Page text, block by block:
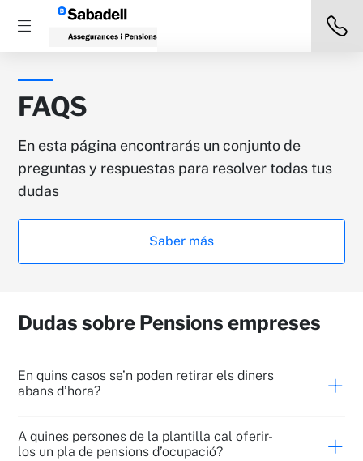
FAQS
En esta página encontrarás un conjunto de
preguntas y respuestas para resolver todas tus
dudas
Saber más
Dudas sobre Pensions empreses
En quins casos se’n poden retirar els diners
abans d’hora?
A quines persones de la plantilla cal oferir-
los un pla de pensions d’ocupació?